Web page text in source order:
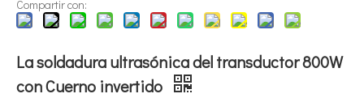
Compartir con:
La soldadura ultrasónica del transductor 800W
con Cuerno invertido